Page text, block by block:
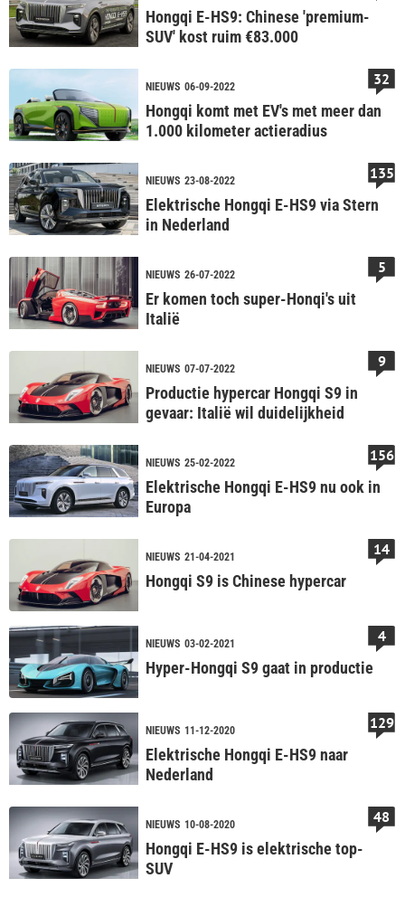
Hongqi E-HS9: Chinese 'premium-
SUV' kost ruim €83.000
NIEUWS 06-09-2022
Hongqi komt met EV's met meer dan
1.000 kilometer actieradius
32
NIEUWS 23-08-2022
Elektrische Hongqi E-HS9 via Stern
in Nederland
135
NIEUWS 26-07-2022
Er komen toch super-Honqi's uit
Italië
5
NIEUWS 07-07-2022
Productie hypercar Hongqi S9 in
gevaar: Italië wil duidelijkheid
9
NIEUWS 25-02-2022
Elektrische Hongqi E-HS9 nu ook in
Europa
156
NIEUWS 21-04-2021
Hongqi S9 is Chinese hypercar
14
NIEUWS 03-02-2021
Hyper-Hongqi S9 gaat in productie
4
NIEUWS 11-12-2020
Elektrische Hongqi E-HS9 naar
Nederland
129
NIEUWS 10-08-2020
Hongqi E-HS9 is elektrische top-
SUV
48